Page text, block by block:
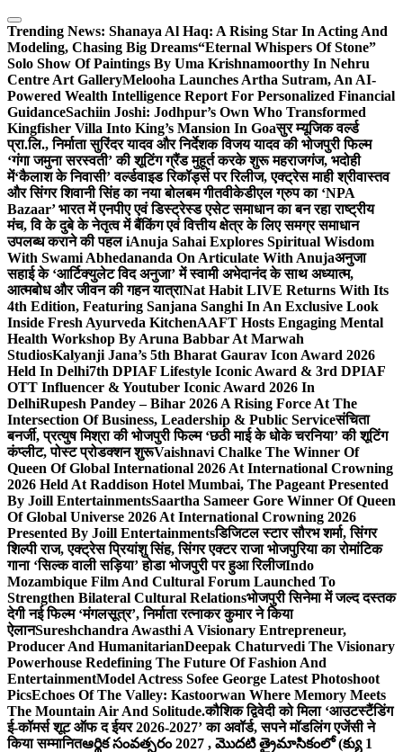
Skip
to
content
Trending News: Shanaya Al Haq: A Rising Star In Acting And
Modeling, Chasing Big Dreams“Eternal Whispers Of Stone”
Solo Show Of Paintings By Uma Krishnamoorthy In Nehru
Centre Art GalleryMelooha Launches Artha Sutram, An AI-
Powered Wealth Intelligence Report For Personalized Financial
GuidanceSachiin Joshi: Jodhpur’s Own Who Transformed
Kingfisher Villa Into King’s Mansion In Goaसुर म्यूजिक वर्ल्ड
प्रा.लि., निर्माता सुरिंदर यादव और निर्देशक विजय यादव की भोजपुरी फिल्म
‘गंगा जमुना सरस्वती’ की शूटिंग ग्रैंड मुहूर्त करके शुरू महराजगंज, भदोही
में‘कैलाश के निवासी’ वर्ल्डवाइड रिकॉर्ड्स पर रिलीज, एक्ट्रेस माही श्रीवास्तव
और सिंगर शिवानी सिंह का नया बोलबम गीतवीकेडीएल ग्रुप का ‘NPA
Bazaar’ भारत में एनपीए एवं डिस्ट्रेस्ड एसेट समाधान का बन रहा राष्ट्रीय
मंच, वि के दुबे के नेतृत्व में बैंकिंग एवं वित्तीय क्षेत्र के लिए समग्र समाधान
उपलब्ध कराने की पहल iAnuja Sahai Explores Spiritual Wisdom
With Swami Abhedananda On Articulate With Anujaअनुजा
सहाई के ‘आर्टिक्युलेट विद अनुजा’ में स्वामी अभेदानंद के साथ अध्यात्म,
आत्मबोध और जीवन की गहन यात्राNat Habit LIVE Returns With Its
4th Edition, Featuring Sanjana Sanghi In An Exclusive Look
Inside Fresh Ayurveda KitchenAAFT Hosts Engaging Mental
Health Workshop By Aruna Babbar At Marwah
StudiosKalyanji Jana’s 5th Bharat Gaurav Icon Award 2026
Held In Delhi7th DPIAF Lifestyle Iconic Award & 3rd DPIAF
OTT Influencer & Youtuber Iconic Award 2026 In
DelhiRupesh Pandey – Bihar 2026 A Rising Force At The
Intersection Of Business, Leadership & Public Serviceसंचिता
बनर्जी, प्रत्युष मिश्रा की भोजपुरी फिल्म ‘छठी माई के धोके चरनिया’ की शूटिंग
कंप्लीट, पोस्ट प्रोडक्शन शुरूVaishnavi Chalke The Winner Of
Queen Of Global International 2026 At International Crowning
2026 Held At Raddison Hotel Mumbai, The Pageant Presented
By Joill EntertainmentsSaartha Sameer Gore Winner Of Queen
Of Global Universe 2026 At International Crowning 2026
Presented By Joill Entertainmentsडिजिटल स्टार सौरभ शर्मा, सिंगर
शिल्पी राज, एक्ट्रेस प्रियांशु सिंह, सिंगर एक्टर राजा भोजपुरिया का रोमांटिक
गाना ‘सिल्क वाली सड़िया’ होडा भोजपुरी पर हुआ रिलीजIndo
Mozambique Film And Cultural Forum Launched To
Strengthen Bilateral Cultural Relationsभोजपुरी सिनेमा में जल्द दस्तक
देगी नई फिल्म ‘मंगलसूत्र’, निर्माता रत्नाकर कुमार ने किया
ऐलानSureshchandra Awasthi A Visionary Entrepreneur,
Producer And HumanitarianDeepak Chaturvedi The Visionary
Powerhouse Redefining The Future Of Fashion And
EntertainmentModel Actress Sofee George Latest Photoshoot
PicsEchoes Of The Valley: Kastoorwan Where Memory Meets
The Mountain Air And Solitude.कौशिक द्विवेदी को मिला ‘आउटस्टैंडिंग
ई-कॉमर्स शूट ऑफ द ईयर 2026-2027’ का अवॉर्ड, सपने मॉडलिंग एजेंसी ने
किया सम्मानितఆర్థిక సంవత్సరం 2027 , మొదటి త్రైమాసికంలో (క్యు 1